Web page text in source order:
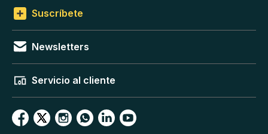
Suscríbete
Newsletters
Servicio al cliente